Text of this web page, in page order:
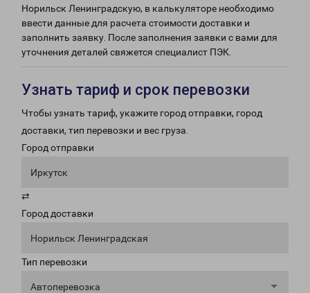
Норильск Ленинградскую, в калькуляторе необходимо
ввести данные для расчета стоимости доставки и
заполнить заявку. После заполнения заявки с вами для
уточнения деталей свяжется специалист ПЭК.
Узнать тариф и срок перевозки
Чтобы узнать тариф, укажите город отправки, город
доставки, тип перевозки и вес груза.
Город отправки
Иркутск
⇄
Город доставки
Норильск Ленинградская
Тип перевозки
Автоперевозка